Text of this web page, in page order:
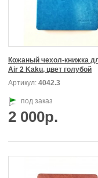
Кожаный чехол-книжка
Air 2 Kaku, цвет голубой
Артикул: 4042.3
под заказ
2 000р.